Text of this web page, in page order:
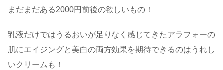
まだまだある2000円前後の欲しいもの！
乳液だけではうるおいが足りなく感じてきたアラフォーの
肌にエイジングと美白の両方効果を期待できるのはうれし
いクリームも！